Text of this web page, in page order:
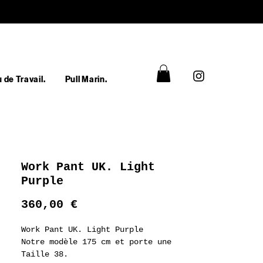
de Travail. Pull Marin.
Work Pant UK. Light
Purple
360,00 €Prix
Work Pant UK. Light Purple
Notre modèle 175 cm et porte une
Taille 38.